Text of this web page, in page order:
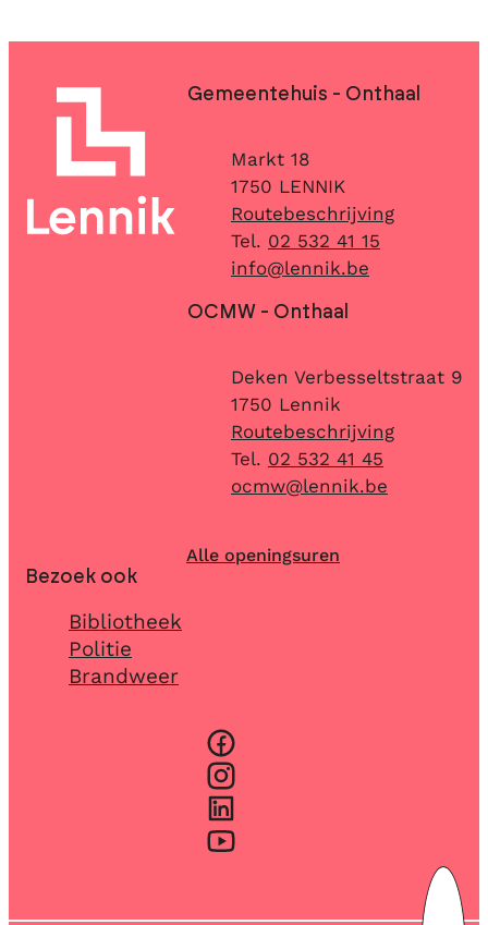
Contact & openingsuren
Gemeentehuis - Onthaal
AdresMarkt 18
,1750 LENNIK
Routebeschrijving
02 532 41 15
E-mailinfo@lennik.be
OCMW - Onthaal
AdresDeken Verbesseltstraat 9
,1750 Lennik
Routebeschrijving
02 532 41 45
E-mailocmw@lennik.be
Alle openingsuren
Bezoek ook
Bibliotheek
Politie
Brandweer